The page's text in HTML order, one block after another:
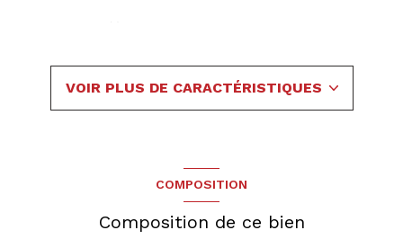
VOIR PLUS DE CARACTÉRISTIQUES
COMPOSITION
Composition de ce bien